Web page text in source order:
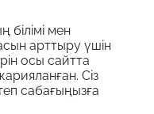
білімі мен
арттыру үшін
осы сайтта
Сіз
сабағыңызға